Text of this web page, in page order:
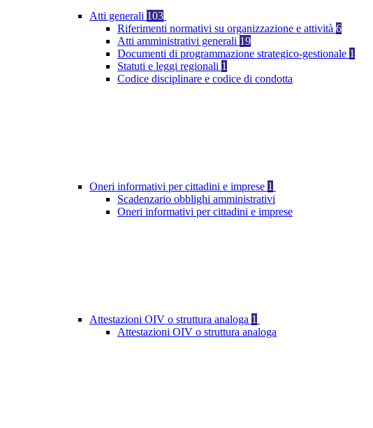
Atti generali 103
Riferimenti normativi su organizzazione e attività 6
Atti amministrativi generali 19
Documenti di programmazione strategico-gestionale 1
Statuti e leggi regionali 1
Codice disciplinare e codice di condotta
Oneri informativi per cittadini e imprese 1
Scadenzario obblighi amministrativi
Oneri informativi per cittadini e imprese
Attestazioni OIV o struttura analoga 1
Attestazioni OIV o struttura analoga